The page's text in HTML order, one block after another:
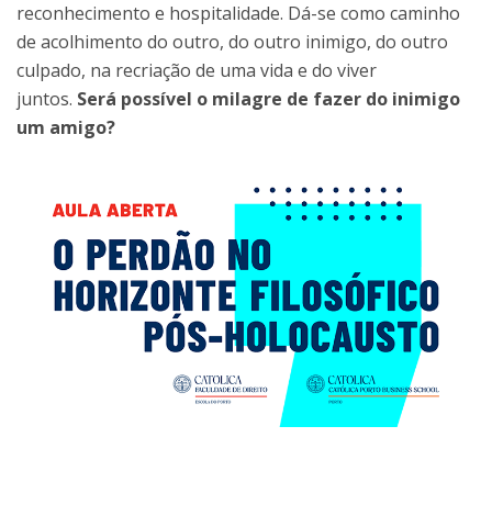
reconhecimento e hospitalidade. Dá-se como caminho
de acolhimento do outro, do outro inimigo, do outro
culpado, na recriação de uma vida e do viver
juntos. Será possível o milagre de fazer do inimigo
um amigo?